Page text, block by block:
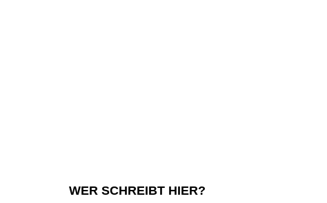
WER SCHREIBT HIER?